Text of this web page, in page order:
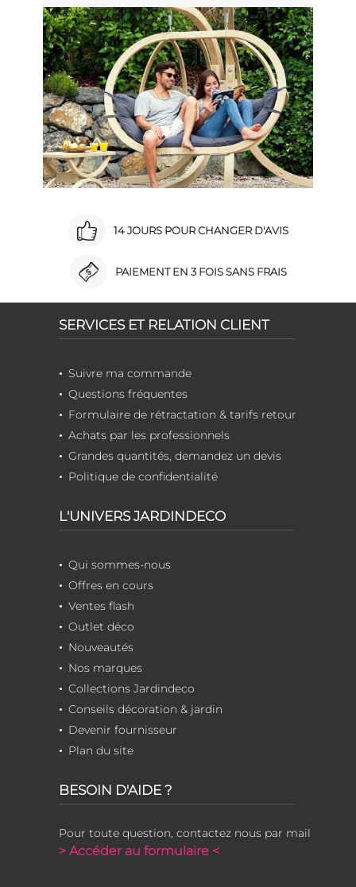
14 JOURS POUR CHANGER D'AVIS
PAIEMENT EN 3 FOIS SANS FRAIS
SERVICES ET RELATION CLIENT
Suivre ma commande
Questions fréquentes
Formulaire de rétractation & tarifs retour
Achats par les professionnels
Grandes quantités, demandez un devis
Politique de confidentialité
L'UNIVERS JARDINDECO
Qui sommes-nous
Offres en cours
Ventes flash
Outlet déco
Nouveautés
Nos marques
Collections Jardindeco
Conseils décoration & jardin
Devenir fournisseur
Plan du site
BESOIN D'AIDE ?
Pour toute question, contactez nous par mail
> Accéder au formulaire <